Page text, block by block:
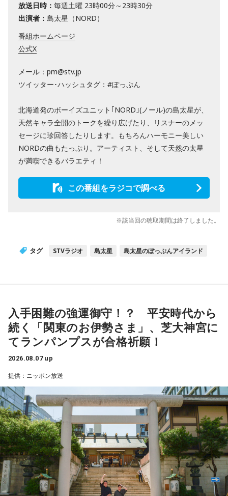
放送日時： 毎週土曜 23時00分～23時30分
出演者： 島太星（NORD）
番組ホームページ
公式X
メール：pm@stv.jp
ツイッター･ハッシュタグ：#ぽっぷん
北海道発のボーイズユニット｢NORD｣(ノール)の島太星が、
天然キャラ全開のトークを繰り広げたり、リスナーのメッ
セージに珍回答したりします。もちろんハーモニー美しい
NORDの曲もたっぷり。アーティスト、そして天然の太星
が満喫できるバラエティ！
この番組をラジコで調べる
※該当回の聴取期間は終了しました。
タグ STVラジオ 島太星 島太星のぽっぷんアイランド
入手困難の強運御守！？ 平安時代から
続く「関東のお伊勢さま」、芝大神宮に
てランパンプスが合格祈願！
2026.08.07 up
提供：ニッポン放送